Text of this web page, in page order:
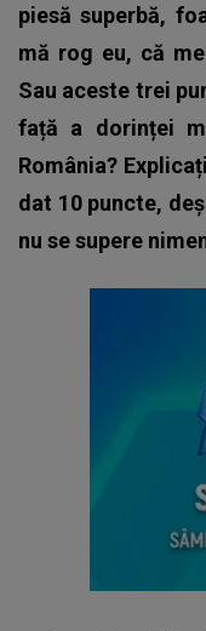
piesă superbă,
mă rog eu, că
Sau aceste trei
față a dorinței
România?
dat 10 puncte,
nu se supere